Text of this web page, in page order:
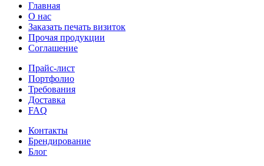
Главная
О нас
Заказать печать визиток
Прочая продукции
Соглашение
Прайс-лист
Портфолио
Требования
Доставка
FAQ
Контакты
Брендирование
Блог